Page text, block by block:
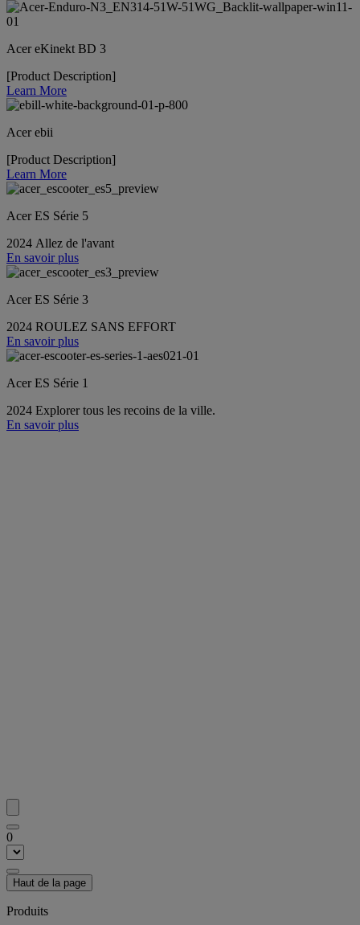
Acer eKinekt BD 3
[Product Description]
Learn More
Acer ebii
[Product Description]
Learn More
Acer ES Série 5
2024 Allez de l'avant
En savoir plus
Acer ES Série 3
2024 ROULEZ SANS EFFORT
En savoir plus
Acer ES Série 1
2024 Explorer tous les recoins de la ville.
En savoir plus
0
Haut de la page
Produits